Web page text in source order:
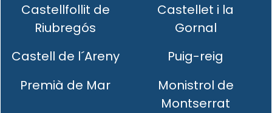
Castellfollit de
Riubregós
Castellet i la
Gornal
Castell de l´Areny
Puig-reig
Premià de Mar
Monistrol de
Montserrat